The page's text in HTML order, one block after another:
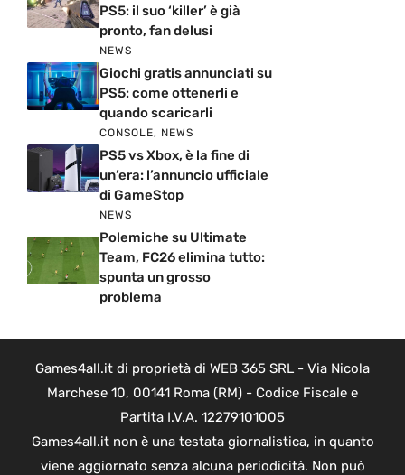
PS5: il suo ‘killer’ è già
pronto, fan delusi
NEWS
Giochi gratis annunciati su
PS5: come ottenerli e
quando scaricarli
CONSOLE, NEWS
PS5 vs Xbox, è la fine di
un’era: l’annuncio ufficiale
di GameStop
NEWS
Polemiche su Ultimate
Team, FC26 elimina tutto:
spunta un grosso
problema
Games4all.it di proprietà di WEB 365 SRL - Via Nicola
Marchese 10, 00141 Roma (RM) - Codice Fiscale e
Partita I.V.A. 12279101005
Games4all.it non è una testata giornalistica, in quanto
viene aggiornato senza alcuna periodicità. Non può